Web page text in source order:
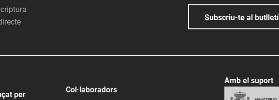
Subscriu-te al butlletí
per
Col·laboradors
Amb el suport